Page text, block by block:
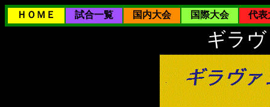
ＨＯＭＥ 試合一覧 国内大会 国際大会 代表
ギラ